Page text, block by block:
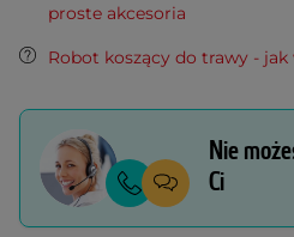
proste akcesoria
Robot koszący do trawy -
Nie
Ci